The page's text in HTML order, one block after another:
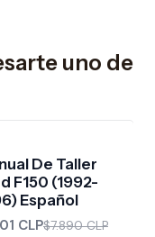
uno de
De Taller
F150 (1992-
Español
CLP$7.890 CLP